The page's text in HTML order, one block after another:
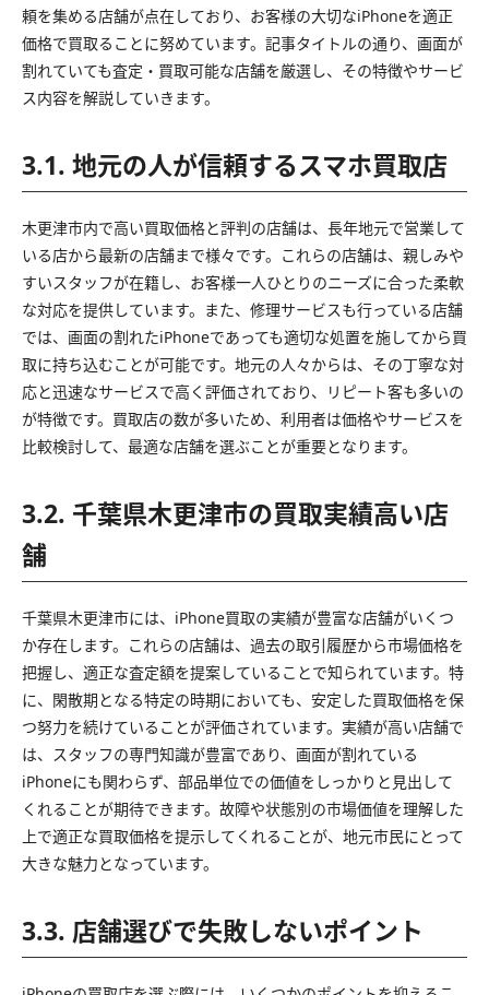
頼を集める店舗が点在しており、お客様の大切なiPhoneを適正
価格で買取ることに努めています。記事タイトルの通り、画面が
割れていても査定・買取可能な店舗を厳選し、その特徴やサービ
ス内容を解説していきます。
3.1. 地元の人が信頼するスマホ買取店
木更津市内で高い買取価格と評判の店舗は、長年地元で営業して
いる店から最新の店舗まで様々です。これらの店舗は、親しみや
すいスタッフが在籍し、お客様一人ひとりのニーズに合った柔軟
な対応を提供しています。また、修理サービスも行っている店舗
では、画面の割れたiPhoneであっても適切な処置を施してから買
取に持ち込むことが可能です。地元の人々からは、その丁寧な対
応と迅速なサービスで高く評価されており、リピート客も多いの
が特徴です。買取店の数が多いため、利用者は価格やサービスを
比較検討して、最適な店舗を選ぶことが重要となります。
3.2. 千葉県木更津市の買取実績高い店
舗
千葉県木更津市には、iPhone買取の実績が豊富な店舗がいくつ
か存在します。これらの店舗は、過去の取引履歴から市場価格を
把握し、適正な査定額を提案していることで知られています。特
に、閑散期となる特定の時期においても、安定した買取価格を保
つ努力を続けていることが評価されています。実績が高い店舗で
は、スタッフの専門知識が豊富であり、画面が割れている
iPhoneにも関わらず、部品単位での価値をしっかりと見出して
くれることが期待できます。故障や状態別の市場価値を理解した
上で適正な買取価格を提示してくれることが、地元市民にとって
大きな魅力となっています。
3.3. 店舗選びで失敗しないポイント